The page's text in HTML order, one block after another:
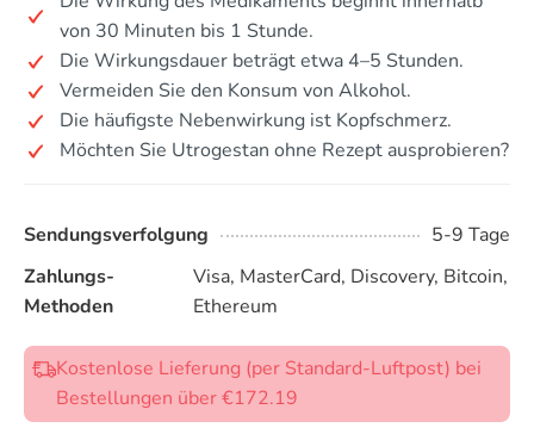
von 30 Minuten bis 1 Stunde.
Die Wirkungsdauer beträgt etwa 4–5 Stunden.
Vermeiden Sie den Konsum von Alkohol.
Die häufigste Nebenwirkung ist Kopfschmerz.
Möchten Sie Utrogestan ohne Rezept ausprobieren?
Sendungsverfolgung
5-9 Tage
Zahlungs-
Methoden
Visa, MasterCard, Discovery, Bitcoin,
Ethereum
Kostenlose Lieferung (per Standard-Luftpost) bei
Bestellungen über €172.19